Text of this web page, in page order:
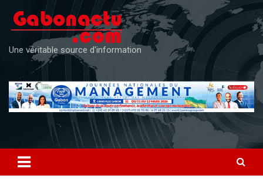
content
Une véritable source d'information